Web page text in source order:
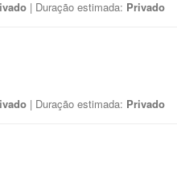
| Duração estimada: Privado
| Duração estimada: Privado